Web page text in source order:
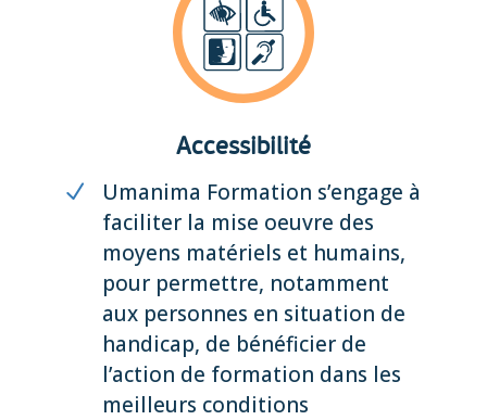
Accessibilité
Umanima Formation s’engage à
faciliter la mise oeuvre des
moyens matériels et humains,
pour permettre, notamment
aux personnes en situation de
handicap, de bénéficier de
l’action de formation dans les
meilleurs conditions